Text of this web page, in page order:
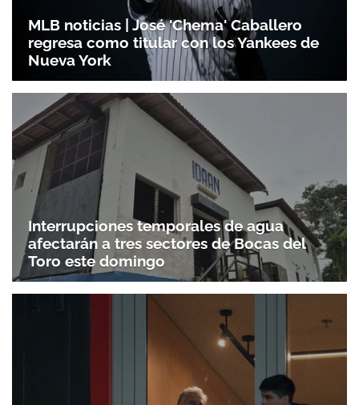
MLB noticias | José 'Chema' Caballero
regresa como titular con los Yankees de
Nueva York
Interrupciones temporales de agua
afectarán a tres sectores de Bocas del
Toro este domingo